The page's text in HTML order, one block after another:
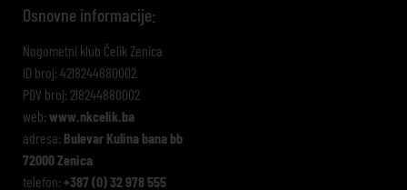
Osnovne informacije:
Nogometni klub Čelik Zenica
ID broj: 4218244880002
PDV broj: 218244880002
web: www.nkcelik.ba
adresa: Bulevar Kulina bana bb
72000 Zenica
telefon: +387 (0) 32 978 555